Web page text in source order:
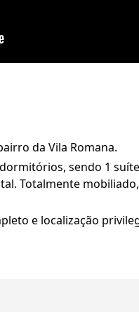
da Vila Romana.
sendo 1
Totalmente
e localização